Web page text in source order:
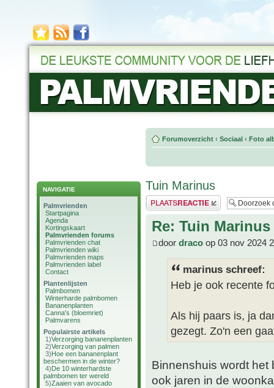
NAVIGATIE
Palmvrienden
Startpagina
Agenda
Kortingskaart
Palmvrienden forums
Palmvrienden chat
Palmvrienden wiki
Palmvrienden maps
Palmvrienden label
Contact
Plantenlijsten
Palmbomen
Winterharde palmbomen
Bananenplanten
Canna's (bloemriet)
Palmvarens
Populairste artikels
1)Verzorging bananenplanten
2)Verzorging van palmen
3)Hoe een bananenplant
beschermen in de winter?
4)De 10 winterhardste
palmbomen ter wereld
5)Zaaien van avocado
Forumoverzicht ‹ Sociaal ‹ Foto
Tuin Marinus
Plaats een reactie
Re: Tuin Marinus
door draco op 03 nov 2024
marinus schreef:
Heb je ook recente
Als hij paars is, ja
gezegt. Zo'n een
Binnenshuis wordt het
ook jaren in de